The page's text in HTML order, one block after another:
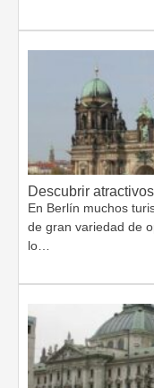
Descubrir
En Berlín muchos
de gran variedad de
lo…